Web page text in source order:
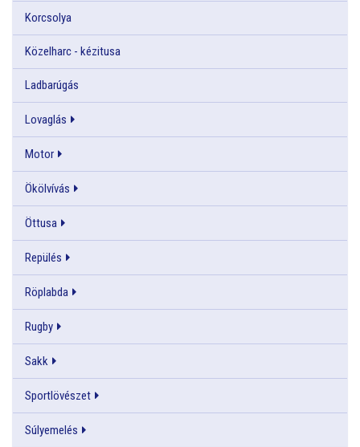
Korcsolya
Közelharc - kézitusa
Ladbarúgás
Lovaglás
Motor
Ökölvívás
Öttusa
Repülés
Röplabda
Rugby
Sakk
Sportlövészet
Súlyemelés